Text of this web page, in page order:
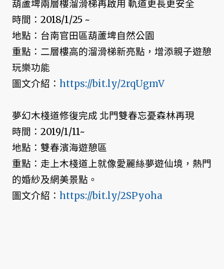
葫蘆埤兩層樓溜滑梯再啟用 軌道更長更安全
時間：2018/1/25 ~
地點：台南官田區葫蘆埤自然公園
重點：二層樓高的溜滑梯新亮點，增添親子遊憩
玩樂功能
圖文介紹： https://bit.ly/2rqUgmV
夢幻木棧道修復完成 北門雙春忘憂森林再現
時間：2019/1/11~
地點：雙春濱海遊憩區
重點：走上木棧道上就像愛麗絲夢遊仙境，熱門
的婚紗及網美景點。
圖文介紹： https://bit.ly/2SPyoha